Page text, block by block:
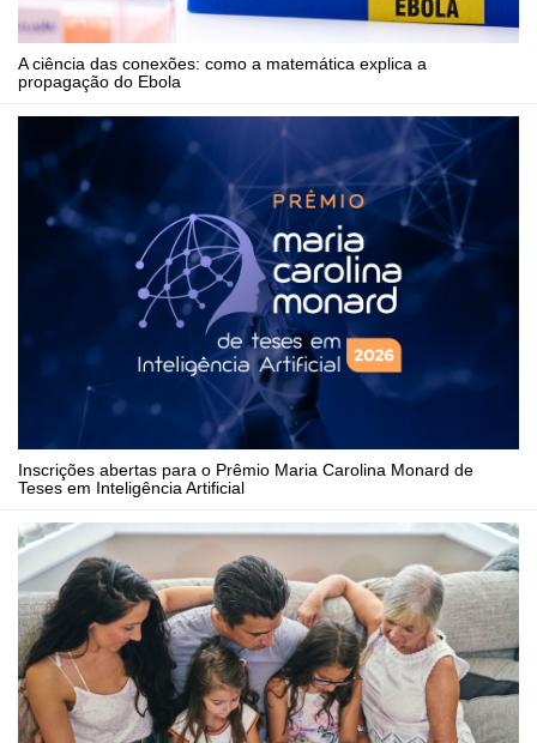
A ciência das conexões: como a matemática explica a
propagação do Ebola
Inscrições abertas para o Prêmio Maria Carolina Monard de
Teses em Inteligência Artificial